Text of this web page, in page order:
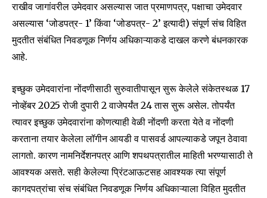
I've read and accept the Privacy Policy
32,111
राखीव जागांवरील उमेदवार असल्यास जात प्रमाणपत्र, पक्षाचा उमेदवार
असल्यास ‘जोडपत्र- 1’ किंवा ‘जोडपत्र- 2’ इत्यादी) संपूर्ण संच विहित
मुदतीत संबंधित निवडणूक निर्णय अधिकाऱ्याकडे दाखल करणे बंधनकारक
आहे.
इच्छुक उमेदवारांना नोंदणीसाठी सुरुवातीपासून सुरू केलेले संकेतस्थळ 17
नोव्हेंबर 2025 रोजी दुपारी 2 वाजेपर्यंत 24 तास सुरू असेल. तोपर्यंत
त्यावर इच्छुक उमेदवारांना कोणत्याही वेळी नोंदणी करता येते व नोंदणी
करताना तयार केलेला लॉगीन आयडी व पासवर्ड आपल्याकडे जपून ठेवावा
लागतो. कारण नामनिर्देशनपत्र आणि शपथपत्रातील माहिती भरण्यासाठी ते
आवश्यक असते. सही केलेल्या प्रिंटआऊटसह आवश्यक त्या संपूर्ण
कागदपत्रांचा संच संबंधित निवडणूक निर्णय अधिकाऱ्याला विहित मुदतीत